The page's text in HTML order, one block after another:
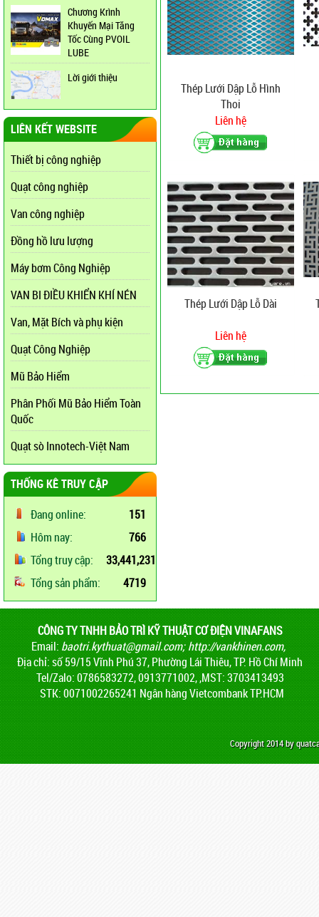
Chương Krình
Khuyến Mại Tăng
Tốc Cùng PVOIL
LUBE
Lời giới thiệu
LIÊN KẾT WEBSITE
Thiết bị công nghiệp
Quạt công nghiệp
Van công nghiệp
Đồng hồ lưu lượng
Máy bơm Công Nghiệp
VAN BI ĐIỀU KHIỂN KHÍ NÉN
Van, Mặt Bích và phụ kiện
Quạt Công Nghiệp
Mũ Bảo Hiểm
Phân Phối Mũ Bảo Hiểm Toàn
Quốc
Quạt sò Innotech-Việt Nam
THỐNG KÊ TRUY CẬP
Đang online:
151
Hôm nay:
766
Tổng truy cập:
33,441,231
Tổng sản phẩm:
4719
Thép Lưới Dập Lỗ Hình
Thoi
Liên hệ
Thép Lưới Dập Lỗ Dài
Liên hệ
CÔNG TY TNHH BẢO TRÌ KỸ THUẬT CƠ ĐIỆN VINAFANS
Email: baotri.kythuat@gmail.com;http://vankhinen.com,
Địa chỉ: số 59/15 Vĩnh Phú 37, Phường Lái Thiêu, TP. Hồ Chí Minh
Tel/Zalo: 0786583272, 0913771002, ,MST: 3703413493
STK: 0071002265241 Ngân hàng Vietcombank TP.HCM
Copyright 2014 by